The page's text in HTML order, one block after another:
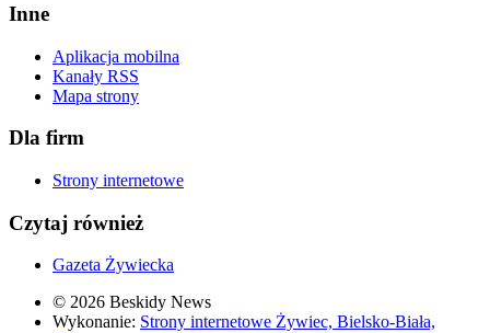
Inne
Aplikacja mobilna
Kanały RSS
Mapa strony
Dla firm
Strony internetowe
Czytaj również
Gazeta Żywiecka
© 2026 Beskidy News
Wykonanie: Strony internetowe Żywiec, Bielsko-Biała,